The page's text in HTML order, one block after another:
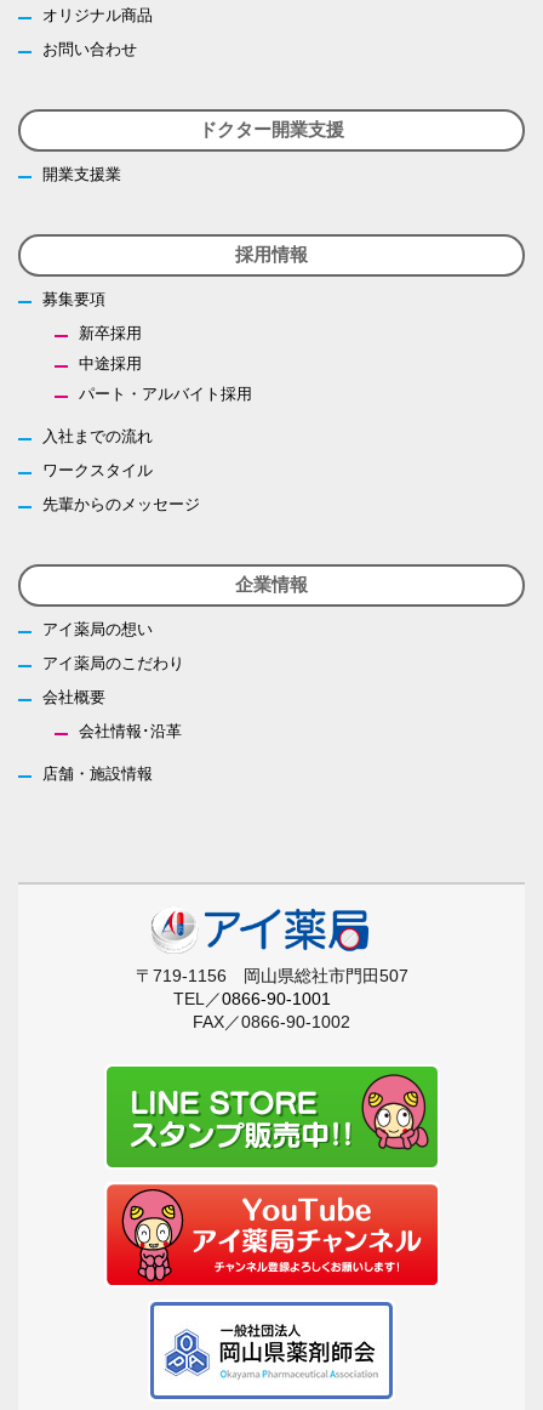
オリジナル商品
お問い合わせ
ドクター開業支援
開業支援業
採用情報
募集要項
新卒採用
中途採用
パート・アルバイト採用
入社までの流れ
ワークスタイル
先輩からのメッセージ
企業情報
アイ薬局の想い
アイ薬局のこだわり
会社概要
会社情報･沿革
店舗・施設情報
〒719-1156 岡山県総社市門田507
TEL／0866-90-1001
FAX／0866-90-1002